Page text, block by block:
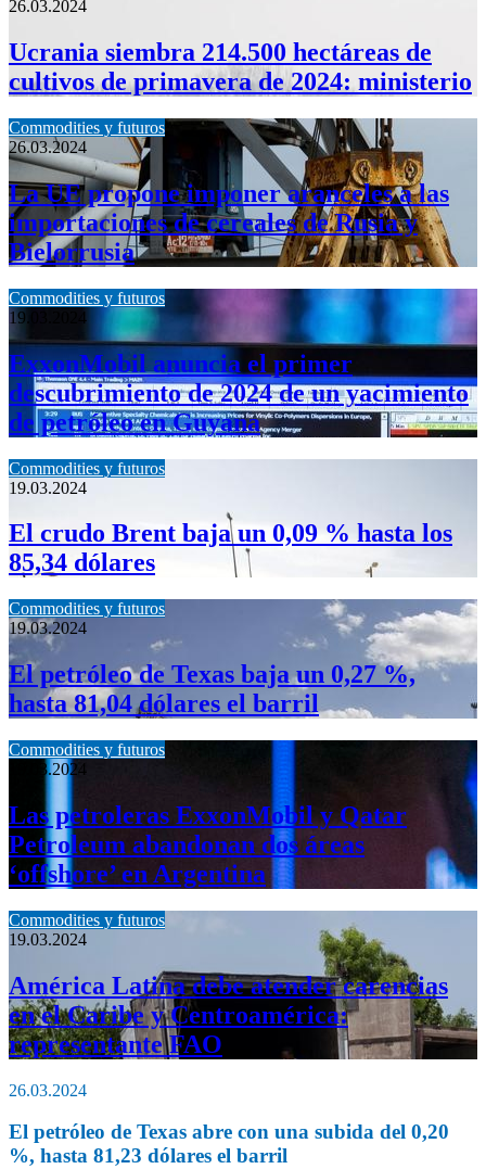
26.03.2024
Ucrania siembra 214.500 hectáreas de
cultivos de primavera de 2024: ministerio
Commodities y futuros
26.03.2024
La UE propone imponer aranceles a las
importaciones de cereales de Rusia y
Bielorrusia
Commodities y futuros
19.03.2024
ExxonMobil anuncia el primer
descubrimiento de 2024 de un yacimiento
de petróleo en Guyana
Commodities y futuros
19.03.2024
El crudo Brent baja un 0,09 % hasta los
85,34 dólares
Commodities y futuros
19.03.2024
El petróleo de Texas baja un 0,27 %,
hasta 81,04 dólares el barril
Commodities y futuros
19.03.2024
Las petroleras ExxonMobil y Qatar
Petroleum abandonan dos áreas
‘offshore’ en Argentina
Commodities y futuros
19.03.2024
América Latina debe atender carencias
en el Caribe y Centroamérica:
representante FAO
26.03.2024
El petróleo de Texas abre con una subida del 0,20
%, hasta 81,23 dólares el barril